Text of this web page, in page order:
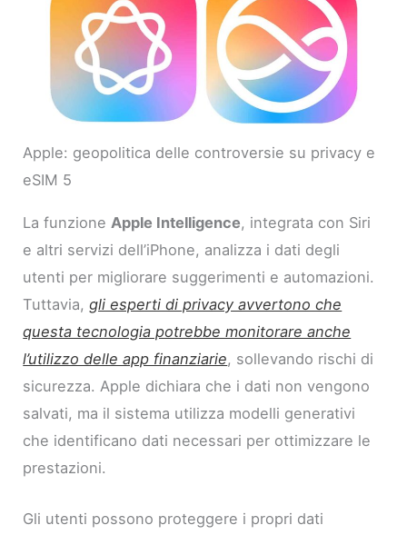
Apple: geopolitica delle controversie su privacy e
eSIM 5
La funzione Apple Intelligence, integrata con Siri
e altri servizi dell’iPhone, analizza i dati degli
utenti per migliorare suggerimenti e automazioni.
Tuttavia,gli esperti di privacy avvertono che
questa tecnologia potrebbe monitorare anche
l’utilizzo delle app finanziarie, sollevando rischi di
sicurezza. Apple dichiara che i dati non vengono
salvati, ma il sistema utilizza modelli generativi
che identificano dati necessari per ottimizzare le
prestazioni.
Gli utenti possono proteggere i propri dati